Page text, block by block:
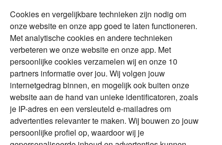
Duurzaam
Vermogensplanning
Tweede huis in
buitenland
DGA
Erfenis
Over Financial Focus
Specialisten
Financial Focus
magazine
The Exit Years
Contact
Alles voor en over vermogenden.
Cookies en vergelijkbare technieken zijn nodig om
onze website en onze app goed te laten functioneren.
Met analytische cookies en andere technieken
verbeteren we onze website en onze app. Met
persoonlijke cookies verzamelen wij en onze 10
partners informatie over jou. Wij volgen jouw
internetgedrag binnen, en mogelijk ook buiten onze
website aan de hand van unieke identificatoren, zoals
je IP-adres en een versleuteld e-mailadres om
advertenties relevanter te maken. Wij bouwen zo jouw
persoonlijke profiel op, waardoor wij je